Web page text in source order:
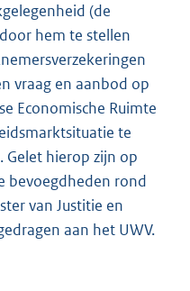
(de
hem te stellen
vraag en aanbod op
Economische Ruimte
te
hierop zijn op
bevoegdheden rond
van Justitie en
aan het UWV.